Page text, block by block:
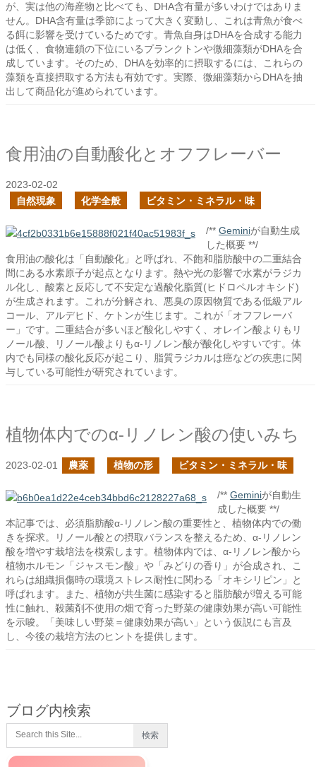
が、実は他の海産物と比べても、DHA含有量が多いわけではありま
せん。DHA含有量は季節によって大きく変動し、これは青魚が食べ
る餌に影響を受けているためです。青魚自身はDHAを合成する能力
は低く、食物連鎖の下位にいるプランクトンや微細藻類がDHAを合
成しています。そのため、DHAを効率的に摂取するには、これらの
藻類を直接摂取する方法も有効です。実際、微細藻類からDHAを抽
出して商品化が進められています。
食用油の自動酸化とオフフレーバー
2023-02-02
自然現象
化学全般 ビタミン・ミネラル・味
/** Geminiが自動生成
した概要 **/
食用油の酸化は「自動酸化」と呼ばれ、不飽和脂肪酸中の二重結合
間にある水素原子が起点となります。熱や光の影響で水素がラジカ
ル化し、酸素と反応して不安定な過酸化脂質(ヒドロペルオキシド)
が生成されます。これが分解され、悪臭の原因物質である低級アル
コール、アルデヒド、ケトンが生じます。これが「オフフレーバ
ー」です。二重結合が多いほど酸化しやすく、オレイン酸よりもリ
ノール酸、リノール酸よりもα-リノレン酸が酸化しやすいです。体
内でも同様の酸化反応が起こり、脂質ラジカルは癌などの疾患に関
与している可能性が研究されています。
植物体内でのα-リノレン酸の使いみち
2023-02-01 農薬 植物の形 ビタミン・ミネラル・味
/** Geminiが自動生
成した概要 **/
本記事では、必須脂肪酸α-リノレン酸の重要性と、植物体内での働
きを探求。リノール酸との摂取バランスを整えるため、α-リノレン
酸を増やす栽培法を模索します。植物体内では、α-リノレン酸から
植物ホルモン「ジャスモン酸」や「みどりの香り」が合成され、こ
れらは組織損傷時の環境ストレス耐性に関わる「オキシリピン」と
呼ばれます。また、植物が共生菌に感染すると脂肪酸が増える可能
性に触れ、殺菌剤不使用の畑で育った野菜の健康効果が高い可能性
を示唆。「美味しい野菜＝健康効果が高い」という仮説にも言及
し、今後の栽培方法のヒントを提供します。
ブログ内検索